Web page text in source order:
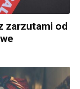
zarzutami od